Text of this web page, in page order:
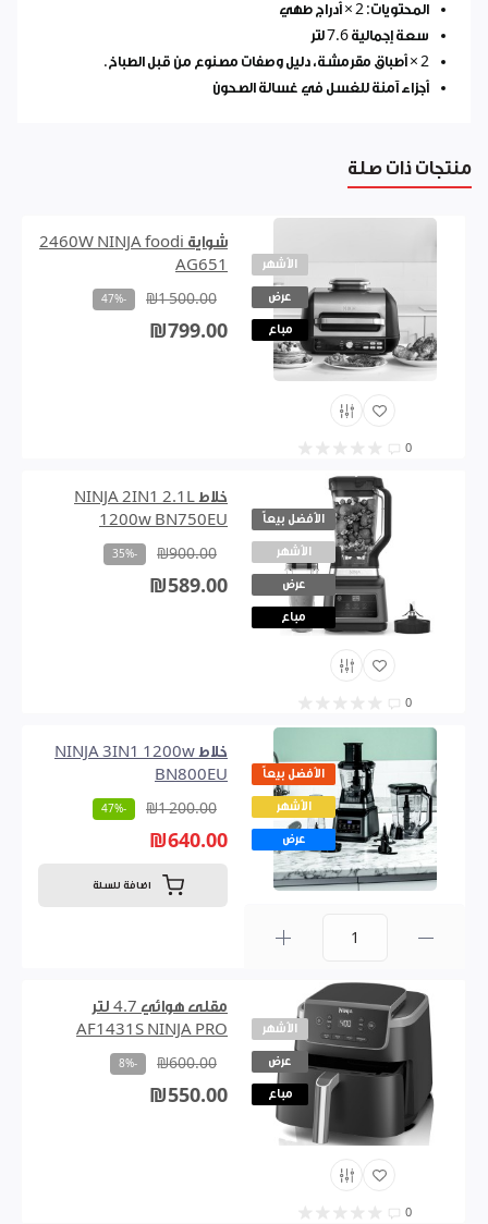
المحتويات: 2 × أدراج طهي
سعة إجمالية 7.6 لتر
2 × أطباق مقرمشة، دليل وصفات مصنوع من قبل الطباخ.
أجزاء آمنة للغسل في غسالة الصحون
منتجات ذات صلة
الأشهر
عرض
مباع
0
شواية 2460W NINJA foodi
AG651
₪1 500.00
-47%
₪799.00
الأفضل بيعاً
الأشهر
عرض
مباع
0
خلاط NINJA 2IN1 2.1L
1200w BN750EU
₪900.00
-35%
₪589.00
الأفضل بيعاً
الأشهر
عرض
خلاط NINJA 3IN1 1200w
BN800EU
₪1 200.00
-47%
₪640.00
اضافة للسلة
الأشهر
عرض
مباع
0
مقلى هوائي 4.7 لتر
AF1431S NINJA PRO
₪600.00
-8%
₪550.00